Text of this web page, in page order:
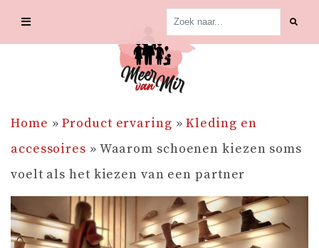
Home »Product ervaring »Kleding en
accessoires » Waarom schoenen kiezen soms
voelt als het kiezen van een partner